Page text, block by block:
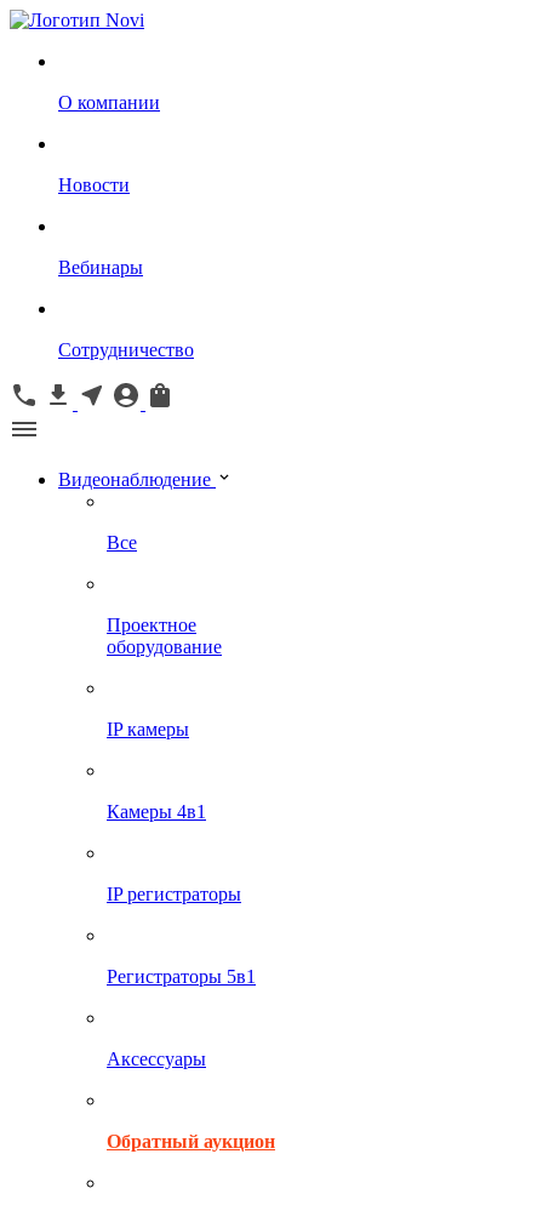
О компании
Новости
Вебинары
Сотрудничество
Видеонаблюдение
Все
Проектное
оборудование
IP камеры
Камеры 4в1
IP регистраторы
Регистраторы 5в1
Аксессуары
Обратный аукцион